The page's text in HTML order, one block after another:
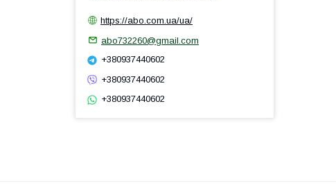
https://abo.com.ua/ua/
abo732260@gmail.com
+380937440602
+380937440602
+380937440602